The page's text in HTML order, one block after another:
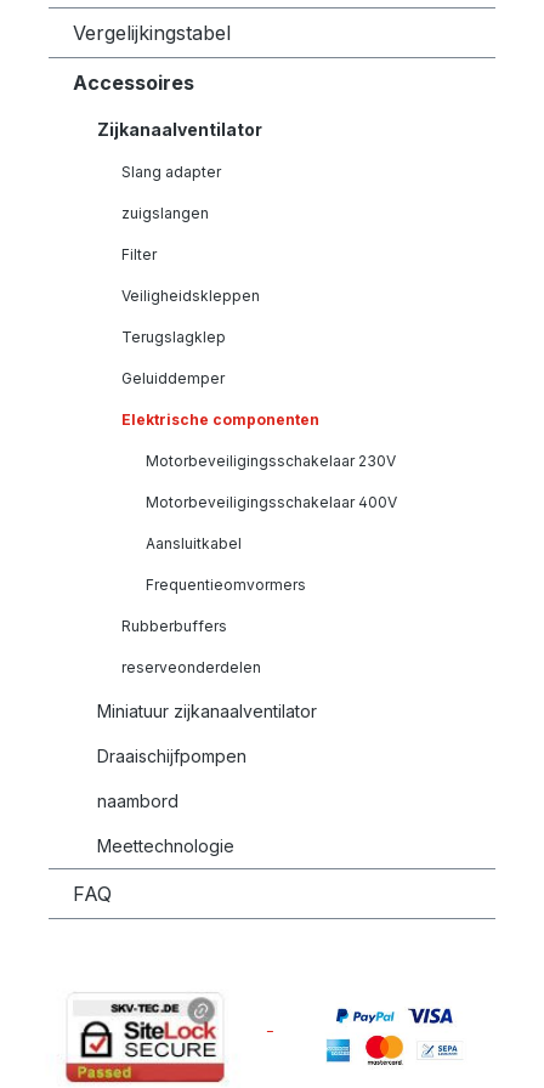
Vergelijkingstabel
Accessoires
Zijkanaalventilator
Slang adapter
zuigslangen
Filter
Veiligheidskleppen
Terugslagklep
Geluiddemper
Elektrische componenten
Motorbeveiligingsschakelaar 230V
Motorbeveiligingsschakelaar 400V
Aansluitkabel
Frequentieomvormers
Rubberbuffers
reserveonderdelen
Miniatuur zijkanaalventilator
Draaischijfpompen
naambord
Meettechnologie
FAQ